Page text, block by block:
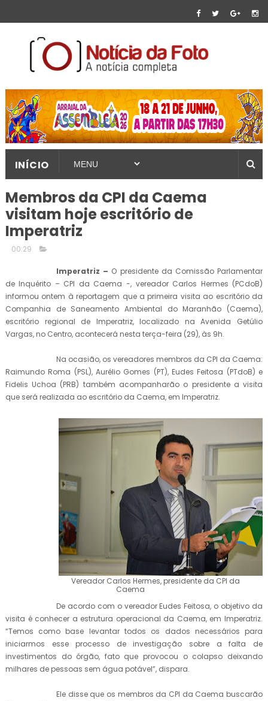
INÍCIO
Membros da CPI da Caema
visitam hoje escritório de
Imperatriz
00:29
Imperatriz – O presidente da Comissão Parlamentar
de Inquérito – CPI da Caema -, vereador Carlos Hermes (PCdoB)
informou ontem à reportagem que a primeira visita ao escritório da
Companhia de Saneamento Ambiental do Maranhão (Caema),
escritório regional de Imperatriz, localizado na Avenida Getúlio
Vargas, no Centro, acontecerá nesta terça-feira (29), às 9h.
Na ocasião, os vereadores membros da CPI da Caema:
Raimundo Roma (PSL), Aurélio Gomes (PT), Eudes Feitosa (PTdoB) e
Fidelis Uchoa (PRB) também acompanharão o presidente a visita
que será realizada ao escritório da Caema, em Imperatriz.
Vereador Carlos Hermes, presidente da CPI da
Caema
De acordo com o vereador Eudes Feitosa, o objetivo da
visita é conhecer a estrutura operacional da Caema, em Imperatriz.
“Temos como base levantar todos os dados necessários para
iniciarmos esse processo de investigação sobre a falta de
investimentos do órgão, fato que provocou o colapso deixando
milhares de pessoas sem água potável”, dispara.
Ele disse que os membros da CPI da Caema buscarão